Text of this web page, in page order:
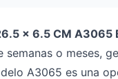
x 6.5 CM A3065
o meses,
A3065 es una